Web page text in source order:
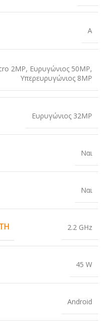
A
2MP, Ευρυγώνιος 50MP,
Υπερευρυγώνιος 8MP
Ευρυγώνιος 32MP
Ναι
Ναι
2.2 GHz
45 W
Android